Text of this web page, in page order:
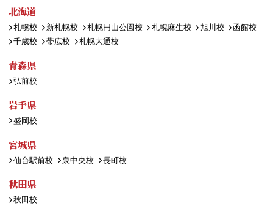
北海道
札幌校 新札幌校 札幌円山公園校 札幌麻生校 旭川校
函館校
千歳校
帯広校 札幌大通校
青森県
弘前校
岩手県
盛岡校
宮城県
仙台駅前校 泉中央校 長町校
秋田県
秋田校